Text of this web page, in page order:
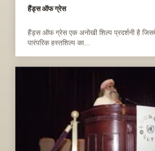
हैंड्स ऑफ ग्रेस
हैंड्स ऑफ ग्रेस एक अनोखी शिल्प प्रदर्शनी है
पारंपरिक हस्तशिल्प का...